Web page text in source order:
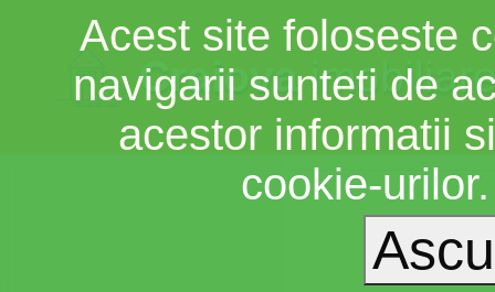
Craiova
Acest site foloseste
navigarii sunteti de
acestor informatii
cookie-